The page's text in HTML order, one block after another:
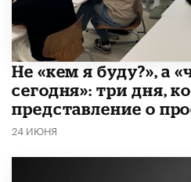
Не «кем я буду?», а
сегодня»: три дня,
представление о
24 ИЮНЯ